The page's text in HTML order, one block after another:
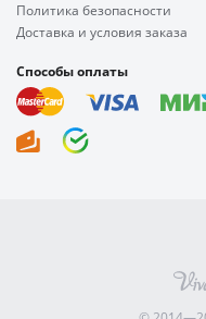
Политика безопасности
Доставка и условия заказа
Способы оплаты